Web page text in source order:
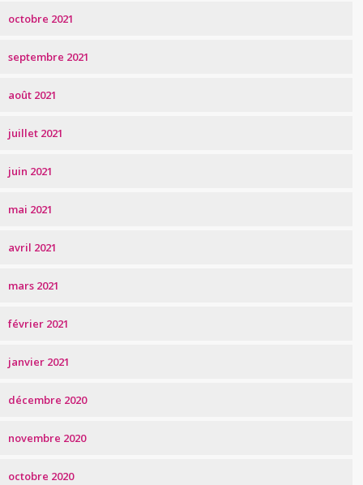
octobre 2021
septembre 2021
août 2021
juillet 2021
juin 2021
mai 2021
avril 2021
mars 2021
février 2021
janvier 2021
décembre 2020
novembre 2020
octobre 2020